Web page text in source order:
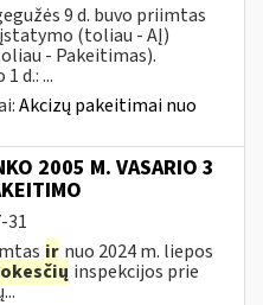
9 d. buvo priimtas
(toliau - AĮ)
- Pakeitimas).
d.: ...
Akcizų pakeitimai nuo
2005 M. VASARIO 3
31
ir nuo 2024 m. liepos
inspekcijos prie